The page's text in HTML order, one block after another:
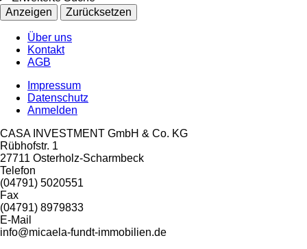
Über uns
Kontakt
AGB
Impressum
Datenschutz
Anmelden
CASA INVESTMENT GmbH & Co. KG
Rübhofstr. 1
27711 Osterholz-Scharmbeck
Telefon
(04791) 5020551
Fax
(04791) 8979833
E-Mail
info@micaela-fundt-immobilien.de